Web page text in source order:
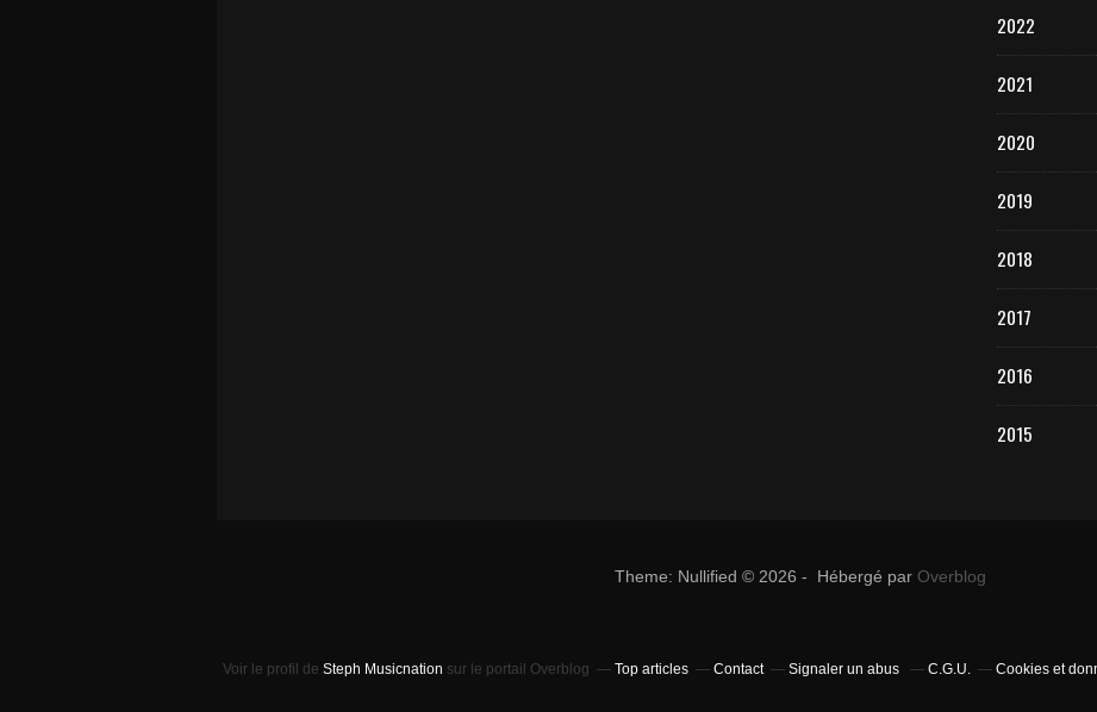
2022
2021
2020
2019
2018
2017
2016
2015
Theme: Nullified © 2026 - Hébergé par Overblog
Voir le profil de Steph Musicnation sur le portail Overblog Top articles Contact Signaler un abus C.G.U. Cookies et